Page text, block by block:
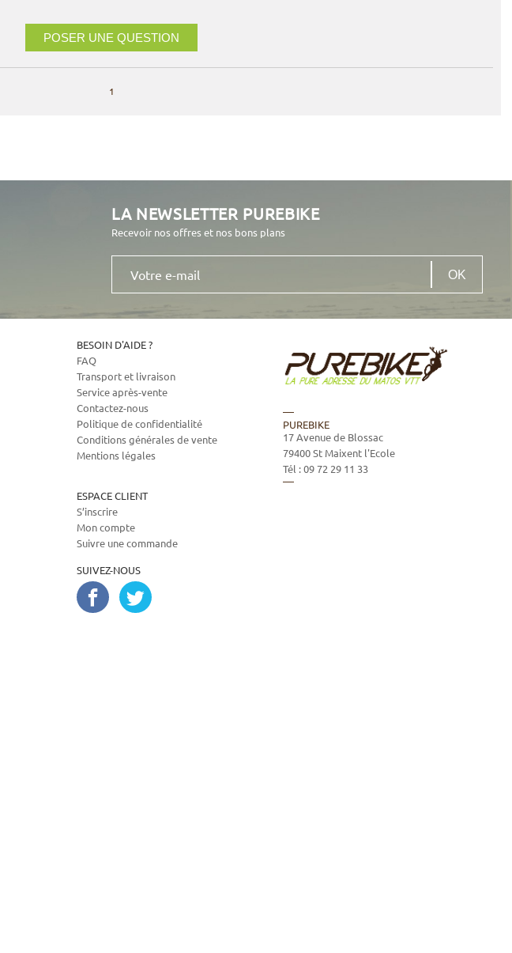
POSER UNE QUESTION
1
LA NEWSLETTER PUREBIKE
Recevoir nos offres et nos bons plans
Votre
mail
BESOIN D'AIDE ?
FAQ
Transport et livraison
Service après-vente
Contactez-nous
Politique de confidentialité
Conditions générales de vente
Mentions légales
ESPACE CLIENT
S’inscrire
Mon compte
Suivre une commande
SUIVEZ-NOUS
PUREBIKE
17 Avenue de Blossac
79400St Maixent l'Ecole
Tél :09 72 29 11 33